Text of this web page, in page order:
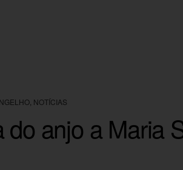
NOTÍCIAS
do anjo a Maria